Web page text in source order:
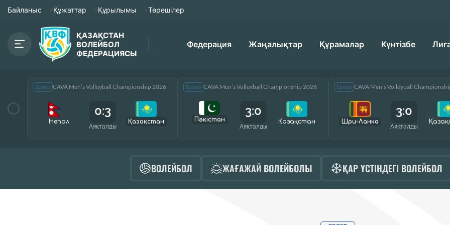
Байланыс Құжаттар Құрылымы Төрешілер
ҚАЗАҚСТАН
ВОЛЕЙБОЛ
ФЕДЕРАЦИЯСЫ
Федерация Жаңалықтар Құрамалар Күнтізбе
Ерлер CAVA Men’s Volleyball Championship 2026
Непал
0:3
Аяқталды
Қазақcтан
Ерлер CAVA Men’s Volleyball Championship 2026
Пәкістан
3:0
Аяқталды
Қазақcтан
Ерлер CAVA Men’s Volleyball
Шри-Ланка
3:0
Аяқталды
ВОЛЕЙБОЛ ЖАҒАЖАЙ ВОЛЕЙБОЛЫ ҚАР ҮСТІНДЕГІ ВОЛЕЙБОЛ